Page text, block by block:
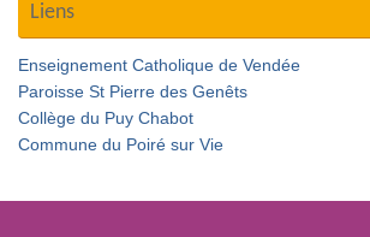
Liens
Enseignement Catholique de Vendée
Paroisse St Pierre des Genêts
Collège du Puy Chabot
Commune du Poiré sur Vie